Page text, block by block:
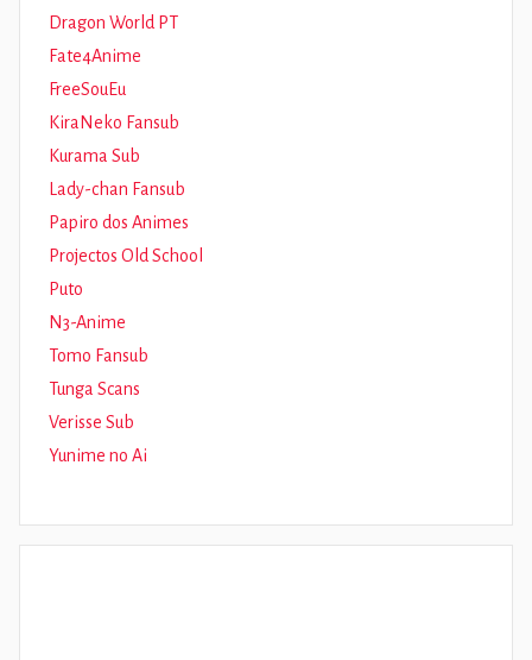
Dragon World PT
Fate4Anime
FreeSouEu
KiraNeko Fansub
Kurama Sub
Lady-chan Fansub
Papiro dos Animes
Projectos Old School
Puto
N3-Anime
Tomo Fansub
Tunga Scans
Verisse Sub
Yunime no Ai